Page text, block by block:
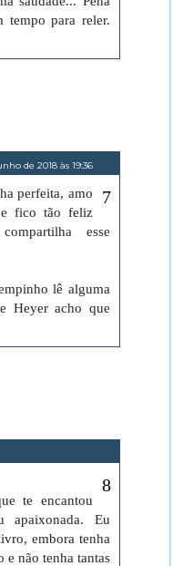
tempo para reler.
de 2018 às 19:36
perfeita, amo
e fico tão feliz
esse
lê alguma
Heyer acho que
te encantou
apaixonada. Eu
embora tenha
não tenha tantas